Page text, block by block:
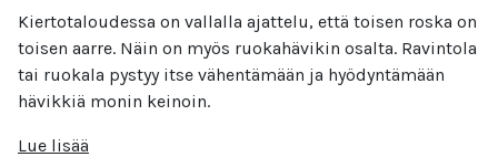
Kiertotaloudessa on vallalla ajattelu, että toisen roska on
toisen aarre. Näin on myös ruokahävikin osalta. Ravintola
tai ruokala pystyy itse vähentämään ja hyödyntämään
hävikkiä monin keinoin.
Lue lisää